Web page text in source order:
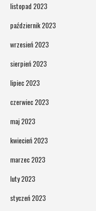
listopad 2023
październik 2023
wrzesień 2023
sierpień 2023
lipiec 2023
czerwiec 2023
maj 2023
kwiecień 2023
marzec 2023
luty 2023
styczeń 2023